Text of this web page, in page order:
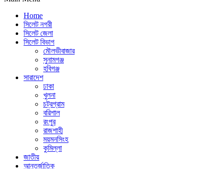
Home
সিলেট নগরী
সিলেট জেলা
সিলেট বিভাগ
মৌলভীবাজার
সুনামগঞ্জ
হবিগঞ্জ
সারাদেশ
ঢাকা
খুলনা
চট্রগ্রাম
বরিশাল
রংপুর
রাজশাহী
ময়মনসিংহ
কুমিল্লা
জাতীয়
আন্তর্জাতিক